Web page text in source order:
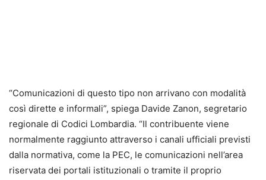
“Comunicazioni di questo tipo non arrivano con modalità
così dirette e informali”, spiega Davide Zanon, segretario
regionale di Codici Lombardia. “Il contribuente viene
normalmente raggiunto attraverso i canali ufficiali previsti
dalla normativa, come la PEC, le comunicazioni nell’area
riservata dei portali istituzionali o tramite il proprio